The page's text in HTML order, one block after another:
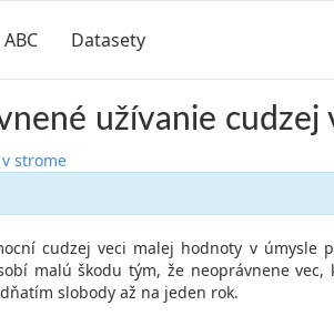
ABC Datasety
užívanie cudzej
strome
cudzej veci malej hodnoty v úmysle
malú škodu tým, že neoprávnene
slobody až na jeden rok.